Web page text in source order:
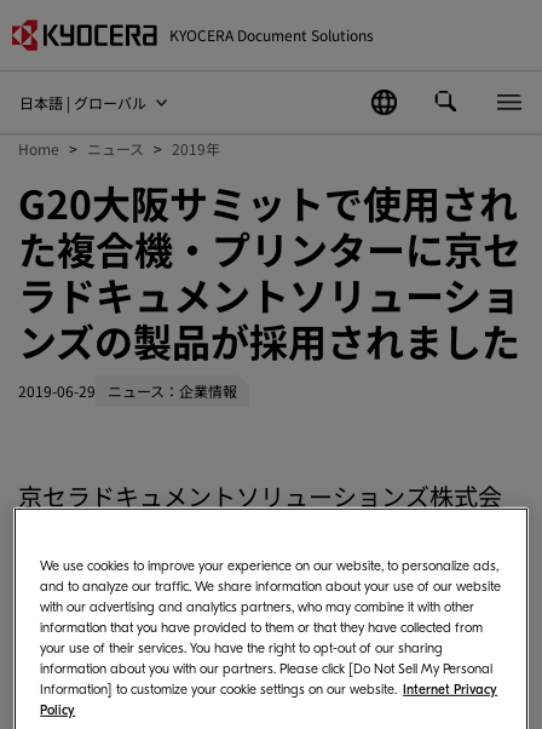
KYOCERA Document Solutions
日本語 | グローバル
Home ニュース 2019年
G20大阪サミットで使用され
た複合機・プリンターに京セ
ラドキュメントソリューショ
ンズの製品が採用されました
2019-06-29 ニュース：企業情報
京セラドキュメントソリューションズ株式会
が、日本で初めて開催された"G20大阪サミッ
ト"※の会場や国際放送センターなどで使用さ
れる製品として、採用されましたのでお知らせ
します。
We use cookies to improve your experience on our website, to personalize ads,
and to analyze our traffic. We share information about your use of our website
with our advertising and analytics partners, who may combine it with other
information that you have provided to them or that they have collected from
your use of their services. You have the right to opt-out of our sharing
information about you with our partners. Please click [Do Not Sell My Personal
Information] to customize your cookie settings on our website. Internet Privacy
Policy